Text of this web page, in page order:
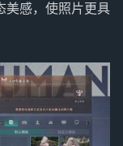
美感，使照片更具